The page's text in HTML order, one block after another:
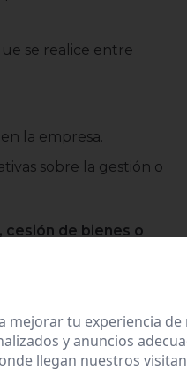
se realice entre
la empresa.
sobre la gestión o
cesión de bienes o
mejorar tu experiencia de
y anuncios
llegan nuestros